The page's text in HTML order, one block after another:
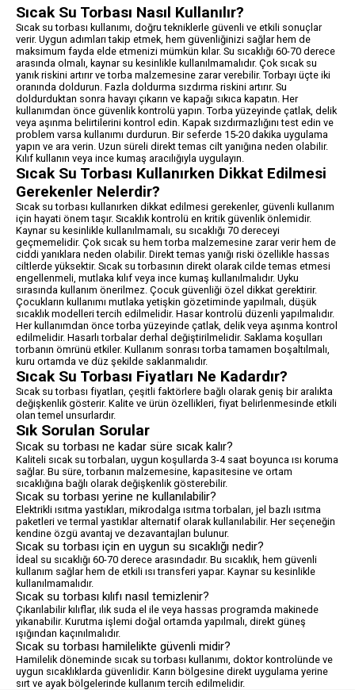
Sıcak Su Torbası Nasıl Kullanılır?
Sıcak su torbası kullanımı, doğru tekniklerle güvenli ve etkili sonuçlar
verir. Uygun adımları takip etmek, hem güvenliğinizi sağlar hem de
maksimum fayda elde etmenizi mümkün kılar. Su sıcaklığı 60-70 derece
arasında olmalı, kaynar su kesinlikle kullanılmamalıdır. Çok sıcak su
yanık riskini artırır ve torba malzemesine zarar verebilir. Torbayı üçte iki
oranında doldurun. Fazla doldurma sızdırma riskini artırır. Su
doldurduktan sonra havayı çıkarın ve kapağı sıkıca kapatın. Her
kullanımdan önce güvenlik kontrolü yapın. Torba yüzeyinde çatlak, delik
veya aşınma belirtilerini kontrol edin. Kapak sızdırmazlığını test edin ve
problem varsa kullanımı durdurun. Bir seferde 15-20 dakika uygulama
yapın ve ara verin. Uzun süreli direkt temas cilt yanığına neden olabilir.
Kılıf kullanın veya ince kumaş aracılığıyla uygulayın.
Sıcak Su Torbası Kullanırken Dikkat Edilmesi
Gerekenler Nelerdir?
Sıcak su torbası kullanırken dikkat edilmesi gerekenler, güvenli kullanım
için hayati önem taşır. Sıcaklık kontrolü en kritik güvenlik önlemidir.
Kaynar su kesinlikle kullanılmamalı, su sıcaklığı 70 dereceyi
geçmemelidir. Çok sıcak su hem torba malzemesine zarar verir hem de
ciddi yanıklara neden olabilir. Direkt temas yanığı riski özellikle hassas
ciltlerde yüksektir. Sıcak su torbasının direkt olarak cilde temas etmesi
engellenmeli, mutlaka kılıf veya ince kumaş kullanılmalıdır. Uyku
sırasında kullanım önerilmez. Çocuk güvenliği özel dikkat gerektirir.
Çocukların kullanımı mutlaka yetişkin gözetiminde yapılmalı, düşük
sıcaklık modelleri tercih edilmelidir. Hasar kontrolü düzenli yapılmalıdır.
Her kullanımdan önce torba yüzeyinde çatlak, delik veya aşınma kontrol
edilmelidir. Hasarlı torbalar derhal değiştirilmelidir. Saklama koşulları
torbanın ömrünü etkiler. Kullanım sonrası torba tamamen boşaltılmalı,
kuru ortamda ve düz şekilde saklanmalıdır.
Sıcak Su Torbası Fiyatları Ne Kadardır?
Sıcak su torbası fiyatları, çeşitli faktörlere bağlı olarak geniş bir aralıkta
değişkenlik gösterir. Kalite ve ürün özellikleri, fiyat belirlenmesinde etkili
olan temel unsurlardır.
Sık Sorulan Sorular
Sıcak su torbası ne kadar süre sıcak kalır?
Kaliteli sıcak su torbaları, uygun koşullarda 3-4 saat boyunca ısı koruma
sağlar. Bu süre, torbanın malzemesine, kapasitesine ve ortam
sıcaklığına bağlı olarak değişkenlik gösterebilir.
Sıcak su torbası yerine ne kullanılabilir?
Elektrikli ısıtma yastıkları, mikrodalga ısıtma torbaları, jel bazlı ısıtma
paketleri ve termal yastıklar alternatif olarak kullanılabilir. Her seçeneğin
kendine özgü avantaj ve dezavantajları bulunur.
Sıcak su torbası için en uygun su sıcaklığı nedir?
İdeal su sıcaklığı 60-70 derece arasındadır. Bu sıcaklık, hem güvenli
kullanım sağlar hem de etkili ısı transferi yapar. Kaynar su kesinlikle
kullanılmamalıdır.
Sıcak su torbası kılıfı nasıl temizlenir?
Çıkarılabilir kılıflar, ılık suda el ile veya hassas programda makinede
yıkanabilir. Kurutma işlemi doğal ortamda yapılmalı, direkt güneş
ışığından kaçınılmalıdır.
Sıcak su torbası hamilelikte güvenli midir?
Hamilelik döneminde sıcak su torbası kullanımı, doktor kontrolünde ve
uygun sıcaklıklarda güvenlidir. Karın bölgesine direkt uygulama yerine
sırt ve ayak bölgelerinde kullanım tercih edilmelidir.